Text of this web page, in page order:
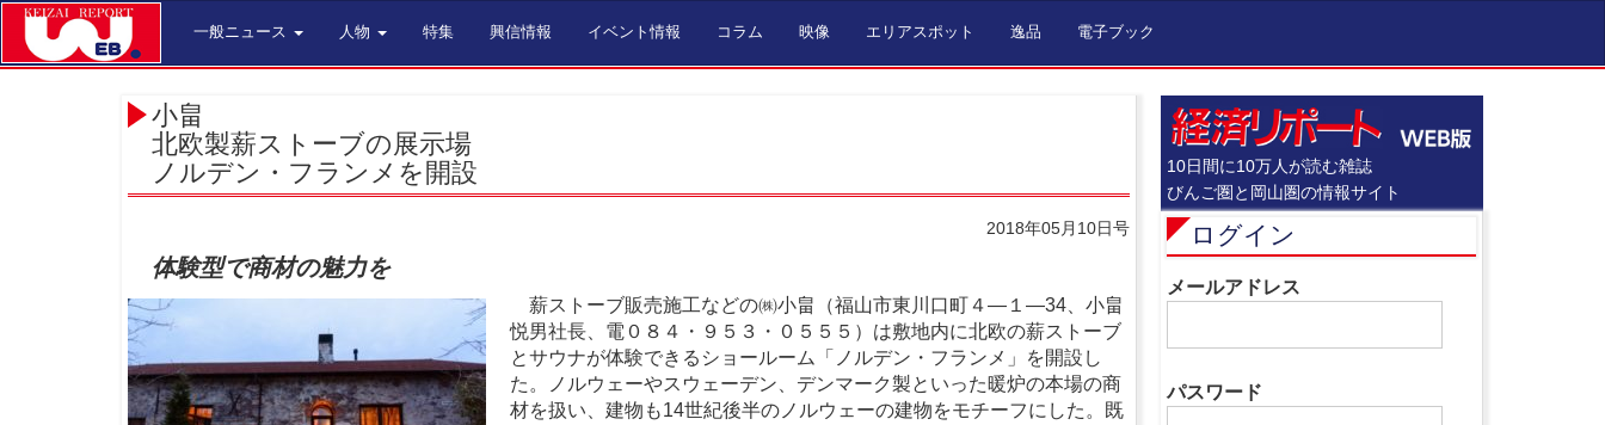
一般ニュース 人物 特集 興信情報 イベント情報 コラム 映像 エリアスポット 逸品 電子ブック
小畠
北欧製薪ストーブの展示場
ノルデン・フランメを開設
2018年05月10日号
体験型で商材の魅力を
薪ストーブ販売施工などの㈱小畠（福山市東川口町４―１―34、小畠
悦男社長、電０８４・９５３・０５５５）は敷地内に北欧の薪ストーブ
とサウナが体験できるショールーム「ノルデン・フランメ」を開設し
た。ノルウェーやスウェーデン、デンマーク製といった暖炉の本場の商
材を扱い、建物も14世紀後半のノルウェーの建物をモチーフにした。既
10日間に10万人が読む雑誌
びんご圏と岡山圏の情報サイト
ログイン
メールアドレス
パスワード